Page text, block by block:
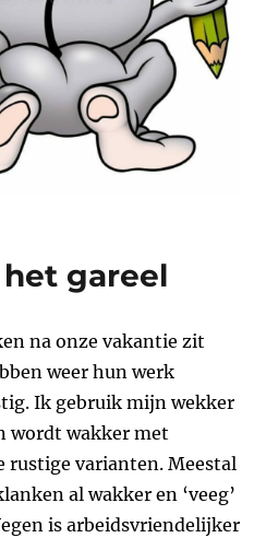
gareel
na onze vakantie zit
weer hun werk
Ik gebruik mijn wekker
wordt wakker met
rustige varianten. Meestal
al wakker en ‘veeg’
is arbeidsvriendelijker